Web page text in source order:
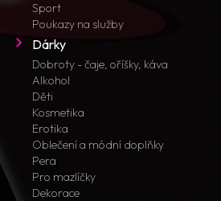
Vodka
Děti
Kosmetika
Erotika
Oblečení a módní doplňky
Pera
Pro mazlíčky
Dekorace
Domácnost
Auto
Nože
Sport
Poukazy na služby
Dárky
Dobroty - čaje, oříšky, káva
Alkohol
Děti
Kosmetika
Erotika
Oblečení a módní doplňky
Pera
Pro mazlíčky
Dekorace